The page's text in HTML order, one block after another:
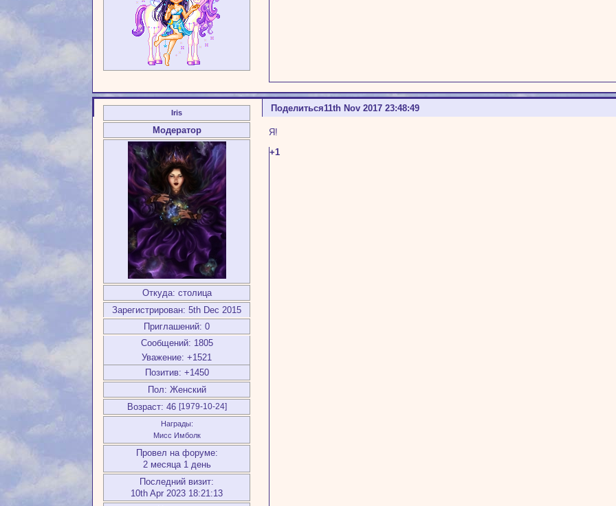
Поделиться11th Nov 2017 23:48:49
Iris
Модератор
Откуда: столица
Зарегистрирован: 5th Dec 2015
Приглашений: 0
Сообщений: 1805
Уважение: +1521
Позитив: +1450
Пол: Женский
Возраст: 46 [1979-10-24]
Награды:
Мисс Имболк
Провел на форуме:
2 месяца 1 день
Последний визит:
10th Apr 2023 18:21:13
Я!
+1